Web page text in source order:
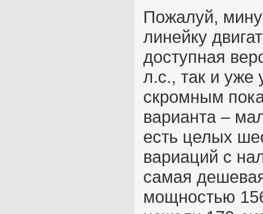
Пожалуй,
линейку
доступная
л.с., так и уже
скромным
варианта –
есть целых
вариаций с
самая
мощностью